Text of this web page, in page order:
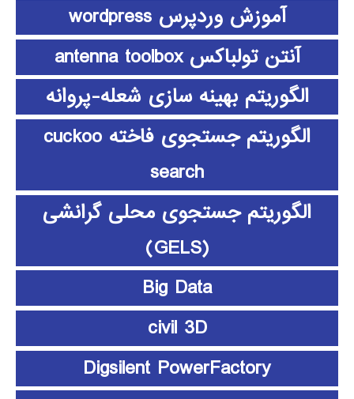
آموزش وردپرس wordpress
آنتن تولباکس antenna toolbox
الگوریتم بهینه سازی شعله-پروانه
الگوریتم جستجوی فاخته cuckoo
search
الگوریتم جستجوی محلی گرانشی
(GELS)
Big Data
civil 3D
Digsilent PowerFactory